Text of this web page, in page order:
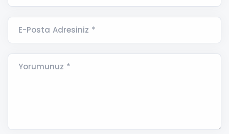
E-Posta Adresiniz *
Yorumunuz *